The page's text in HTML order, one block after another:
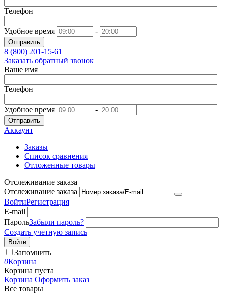
Телефон
Удобное время -
Отправить
8 (800) 201-15-61
Заказать обратный звонок
Ваше имя
Телефон
Удобное время -
Отправить
Аккаунт
Заказы
Список сравнения
Отложенные товары
Отслеживание заказа
Отслеживание заказа
ВойтиРегистрация
E-mail
ПарольЗабыли пароль?
Создать учетную запись
Войти
Запомнить
0Корзина
Корзина пуста
Корзина Оформить заказ
Все товары